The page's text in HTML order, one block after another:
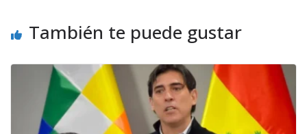
También te puede gustar